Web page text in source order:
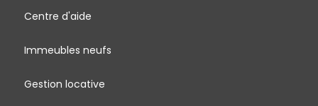
Centre d'aide
Immeubles neufs
Gestion locative